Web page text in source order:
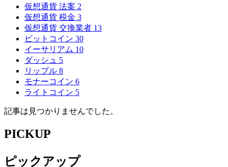
仮想通貨 法案 2
仮想通貨 税金 3
仮想通貨 交換業者 13
ビットコイン 30
イーサリアム 10
ダッシュ 5
リップル 8
モナーコイン 6
ライトコイン 5
記事は見つかりませんでした。
PICKUP
ピックアップ